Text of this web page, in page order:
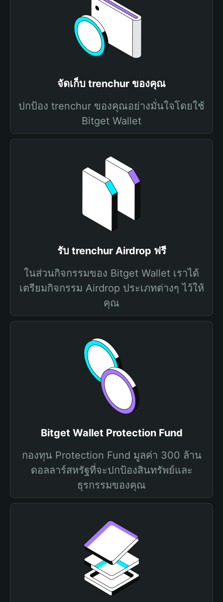
จัดเก็บ trenchur ของคุณ
ปกป้อง trenchur ของคุณอย่างมั่นใจโดยใช้
Bitget Wallet
รับ trenchur Airdrop ฟรี
ในส่วนกิจกรรมของ Bitget Wallet เราได้
เตรียมกิจกรรม Airdrop ประเภทต่างๆ ไว้ให้
คุณ
Bitget Wallet Protection Fund
กองทุน Protection Fund มูลค่า 300 ล้าน
ดอลลาร์สหรัฐที่จะปกป้องสินทรัพย์และ
ธุรกรรมของคุณ